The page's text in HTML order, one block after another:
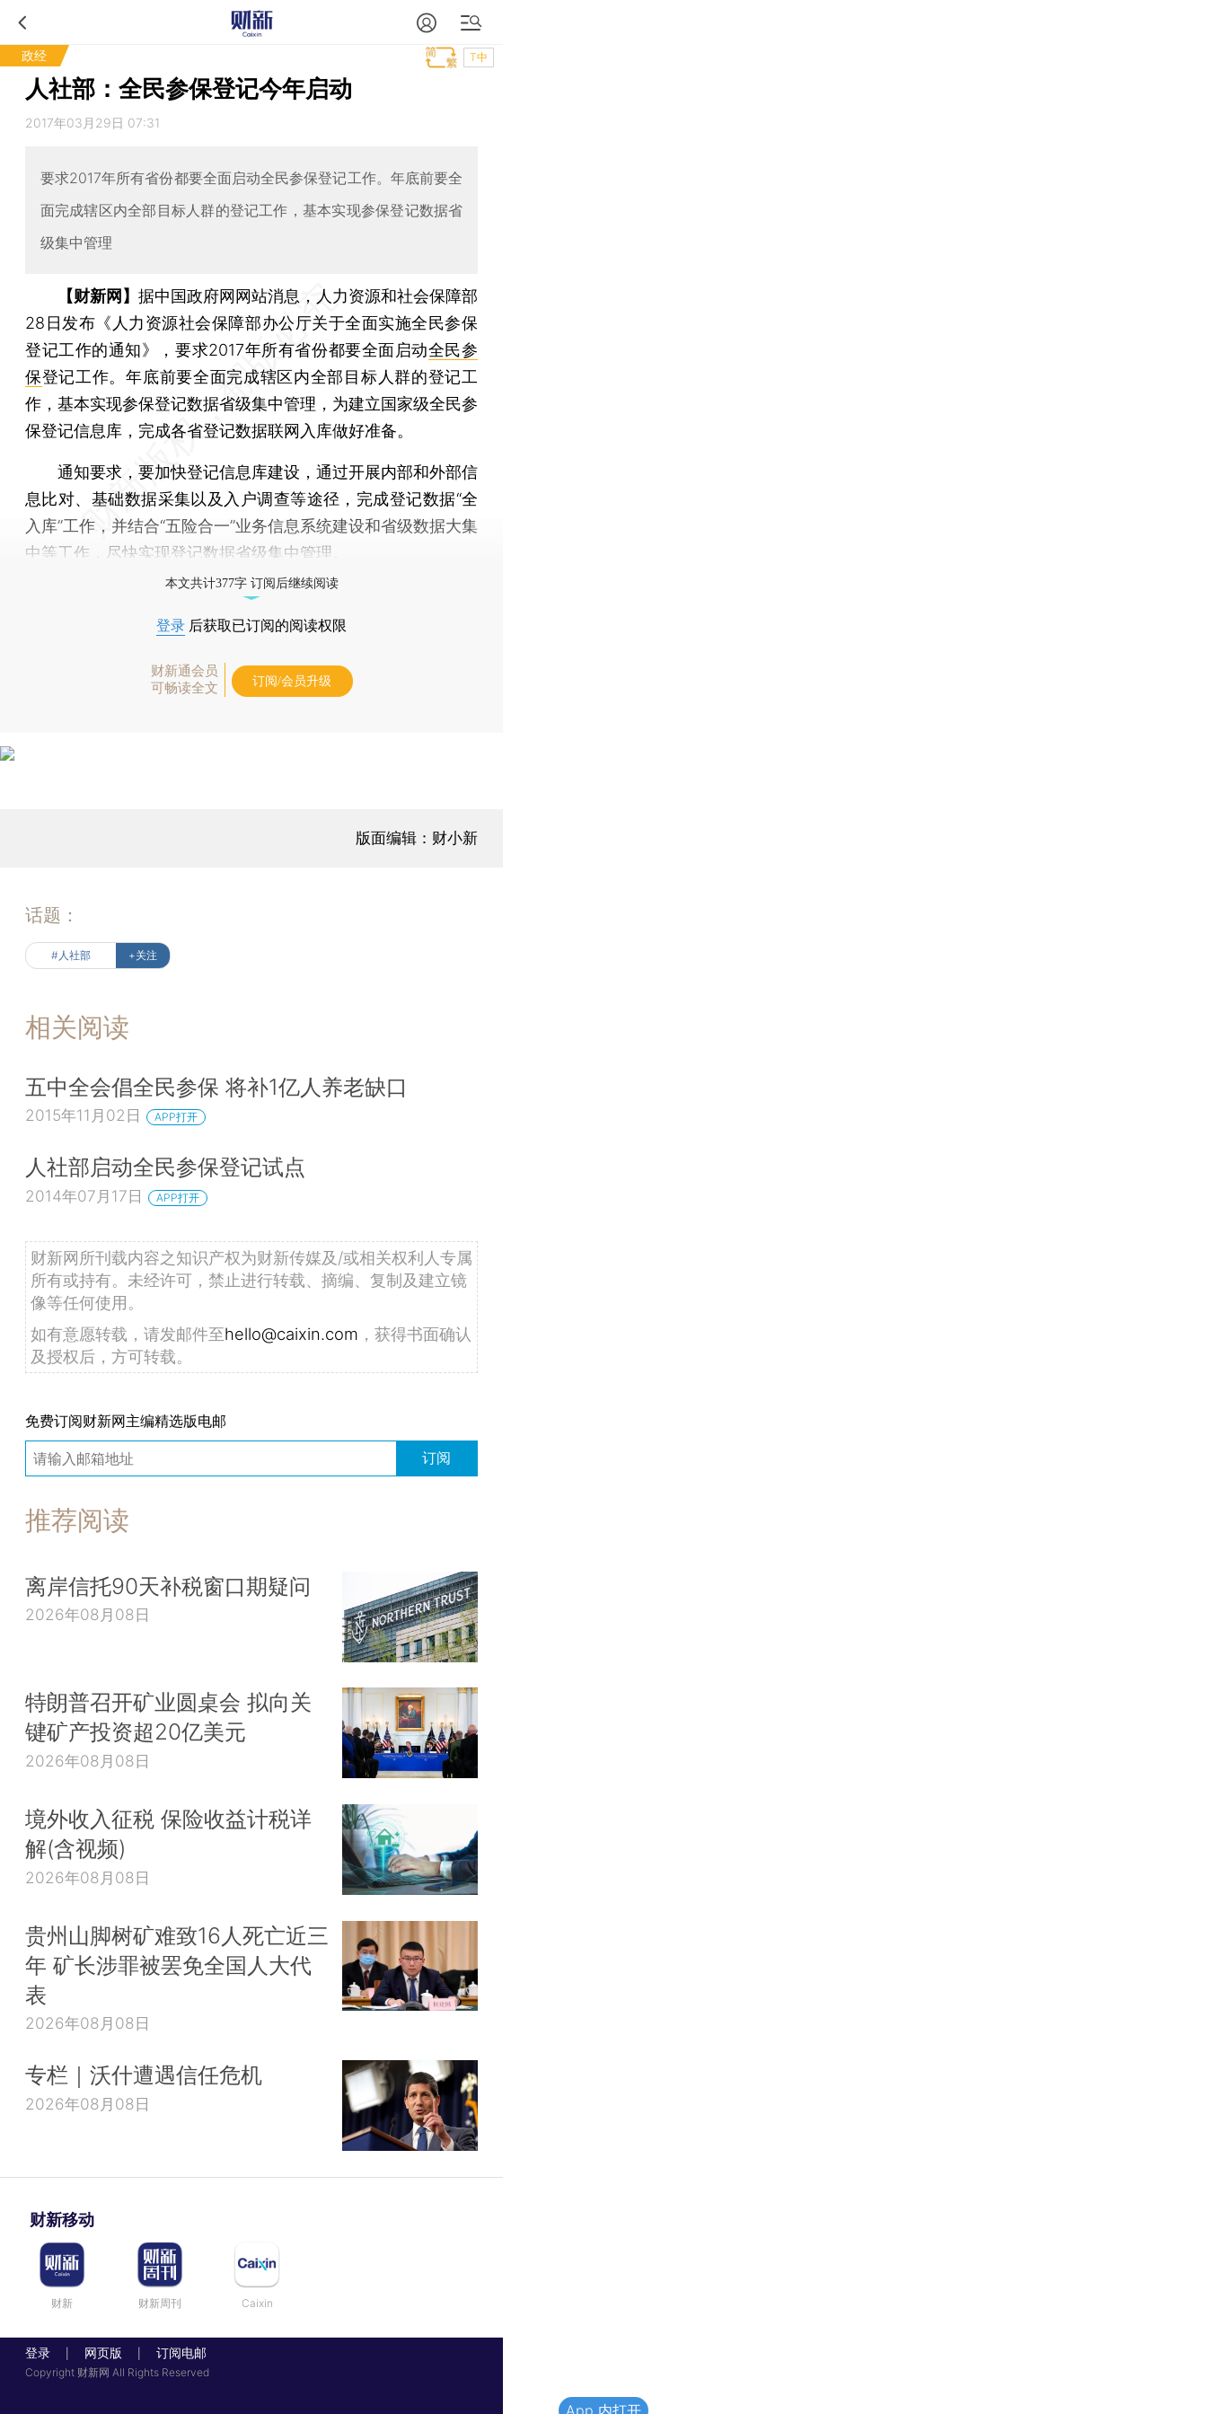
政经 T中
人社部：全民参保登记今年启动
2017年03月29日 07:31
要求2017年所有省份都要全面启动全民参保登记工作。年底前要全
面完成辖区内全部目标人群的登记工作，基本实现参保登记数据省
级集中管理
【财新网】 据中国政府网网站消息，人力资源和社会保障部
28日发布《人力资源社会保障部办公厅关于全面实施全民参保
登记工作的通知》，要求2017年所有省份都要全面启动全民参
保登记工作。年底前要全面完成辖区内全部目标人群的登记工
作，基本实现参保登记数据省级集中管理，为建立国家级全民参
保登记信息库，完成各省登记数据联网入库做好准备。
通知要求，要加快登记信息库建设，通过开展内部和外部信
息比对、基础数据采集以及入户调查等途径，完成登记数据“全
入库”工作，并结合“五险合一”业务信息系统建设和省级数据大集
中等工作，尽快实现登记数据省级集中管理。
本文共计377字 订阅后继续阅读
登录 后获取已订阅的阅读权限
财新通会员
可畅读全文
订阅/会员升级
版面编辑：财小新
话题：
#人社部 +关注
相关阅读
五中全会倡全民参保 将补1亿人养老缺口
2015年11月02日 APP打开
人社部启动全民参保登记试点
2014年07月17日 APP打开
财新网所刊载内容之知识产权为财新传媒及/或相关权利人专属
所有或持有。未经许可，禁止进行转载、摘编、复制及建立镜
像等任何使用。
如有意愿转载，请发邮件至hello@caixin.com ，获得书面确认
及授权后，方可转载。
免费订阅财新网主编精选版电邮
订阅
推荐阅读
离岸信托90天补税窗口期疑问
2026年08月08日
特朗普召开矿业圆桌会 拟向关
键矿产投资超20亿美元
2026年08月08日
境外收入征税 保险收益计税详
解(含视频)
2026年08月08日
贵州山脚树矿难致16人死亡近三
年 矿长涉罪被罢免全国人大代
表
2026年08月08日
专栏｜沃什遭遇信任危机
2026年08月08日
财新移动
财新 财新周刊 Caixin
登录 网页版 订阅电邮
Copyright 财新网 All Rights Reserved
App 内打开